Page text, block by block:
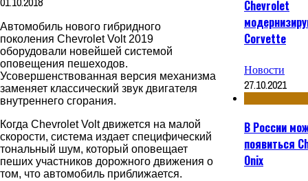
Автомобиль нового гибридного
поколения Chevrolet Volt 2019
оборудовали новейшей системой
оповещения пешеходов.
Усовершенствованная версия механизма
заменяет классический звук двигателя
внутреннего сгорания.
Когда Chevrolet Volt движется на малой
скорости, система издает специфический
тональный шум, который оповещает
пеших участников дорожного движения о
том, что автомобиль приближается.
Chevrolet
Corvette
Новости
27.10.2021
В России
появиться
Onix